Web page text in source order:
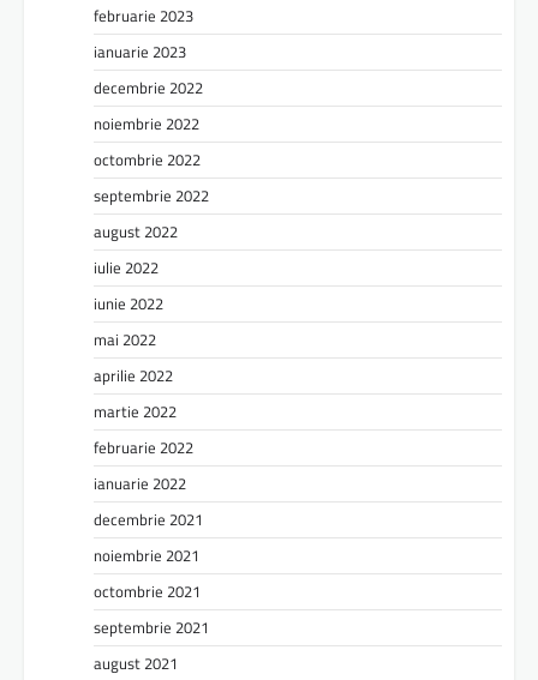
februarie 2023
ianuarie 2023
decembrie 2022
noiembrie 2022
octombrie 2022
septembrie 2022
august 2022
iulie 2022
iunie 2022
mai 2022
aprilie 2022
martie 2022
februarie 2022
ianuarie 2022
decembrie 2021
noiembrie 2021
octombrie 2021
septembrie 2021
august 2021